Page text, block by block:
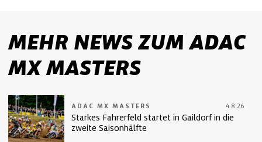
MEHR NEWS ZUM ADAC
MX MASTERS
ADAC MX MASTERS 4.8.26
Starkes Fahrerfeld startet in Gaildorf in die
zweite Saisonhälfte